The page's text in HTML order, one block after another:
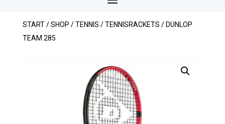
START/SHOP /TENNIS /TENNISRACKETS / DUNLOP
TEAM 285